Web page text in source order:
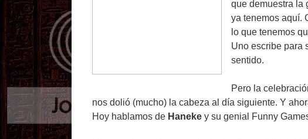
que demuestra la
ya tenemos aquí.
lo que tenemos
Uno escribe para
sentido.
Pero la
nos dolió (mucho) la cabeza al día siguiente. Y
Hoy hablamos de Haneke y su genial Funny